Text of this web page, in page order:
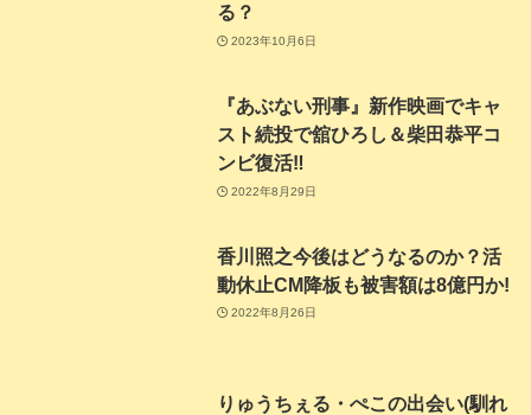
る？
2023年10月6日
『あぶない刑事』新作映画でキャ
スト続投で舘ひろし＆柴田恭平コ
ンビ復活‼
2022年8月29日
香川照之今後はどうなるのか？活
動休止CM降板も被害額は8億円か!
2022年8月26日
りゅうちぇる・ぺこの出会い(馴れ